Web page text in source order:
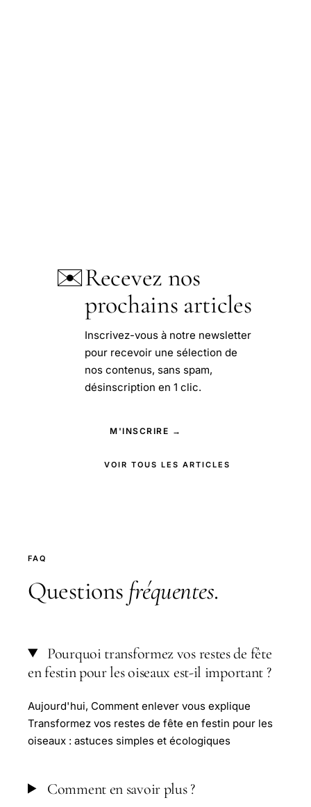
✉️Recevez nos
prochains articles
Inscrivez-vous à notre newsletter
pour recevoir une sélection de
nos contenus, sans spam,
désinscription en 1 clic.
M'INSCRIRE →
VOIR TOUS LES ARTICLES
FAQ
Questions fréquentes.
Pourquoi transformez vos restes de fête
en festin pour les oiseaux est-il important ?
Aujourd'hui, Comment enlever vous explique
Transformez vos restes de fête en festin pour les
oiseaux : astuces simples et écologiques
Comment en savoir plus ?